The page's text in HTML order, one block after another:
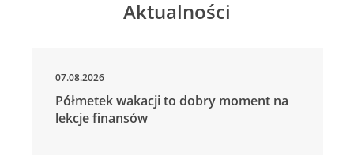
Aktualności
07.08.2026
Półmetek wakacji to dobry moment na
lekcje finansów